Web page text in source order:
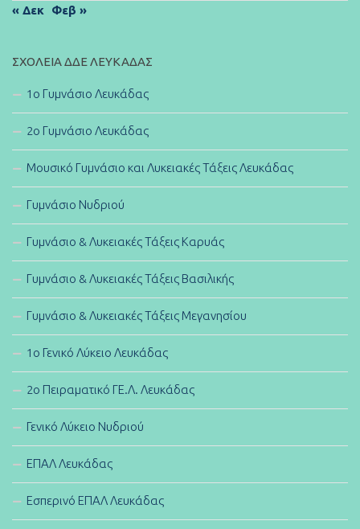
« Δεκ Φεβ »
ΣΧΟΛΕΊΑ ΔΔΕ ΛΕΥΚΆΔΑΣ
1ο Γυμνάσιο Λευκάδας
2ο Γυμνάσιο Λευκάδας
Μουσικό Γυμνάσιο και Λυκειακές Τάξεις Λευκάδας
Γυμνάσιο Νυδριού
Γυμνάσιο & Λυκειακές Τάξεις Καρυάς
Γυμνάσιο & Λυκειακές Τάξεις Βασιλικής
Γυμνάσιο & Λυκειακές Τάξεις Μεγανησίου
1ο Γενικό Λύκειο Λευκάδας
2ο Πειραματικό ΓΕ.Λ. Λευκάδας
Γενικό Λύκειο Νυδριού
ΕΠΑΛ Λευκάδας
Εσπερινό ΕΠΑΛ Λευκάδας